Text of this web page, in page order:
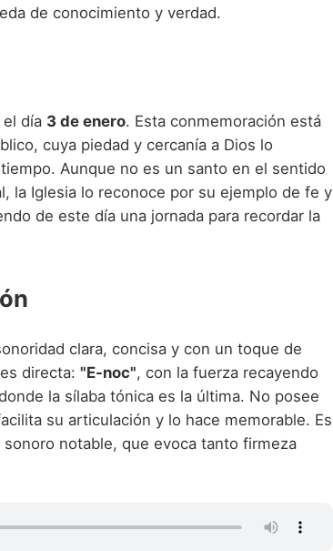
de conocimiento y verdad.
el día 3 de enero. Esta conmemoración está
cuya piedad y cercanía a Dios lo
Aunque no es un santo en el sentido
la Iglesia lo reconoce por su ejemplo de fe y
de este día una jornada para recordar la
clara, concisa y con un toque de
directa: "E-noc", con la fuerza recayendo
la sílaba tónica es la última. No posee
su articulación y lo hace memorable. Es
notable, que evoca tanto firmeza